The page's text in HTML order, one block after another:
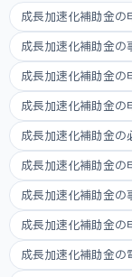
成長加速化補助金の
成長加速化補助金の
成長加速化補助金の
成長加速化補助金の
成長加速化補助金の
成長加速化補助金の
成長加速化補助金の
成長加速化補助金の
成長加速化補助金の